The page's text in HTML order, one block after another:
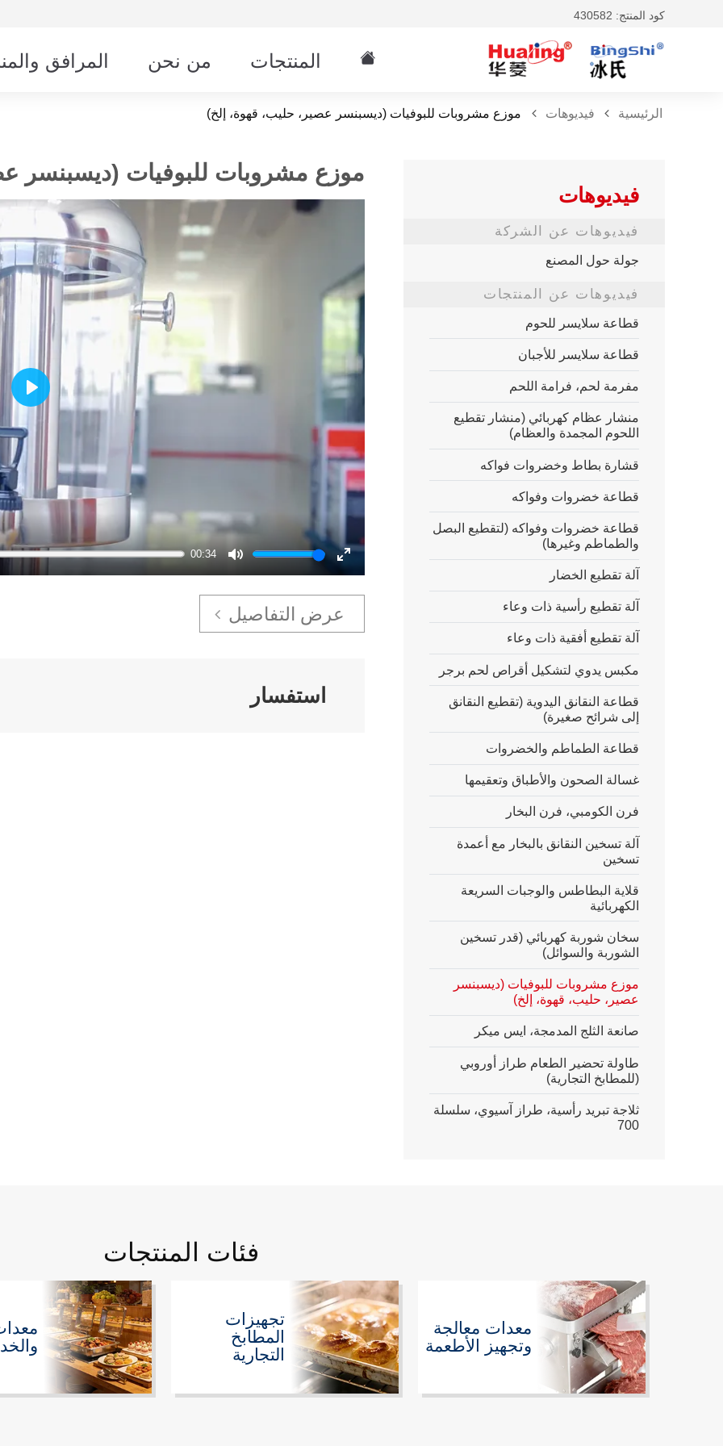
كود المنتج: 430582
المنتجات من نحن المرافق
الرئيسية فيديوهات موزع مشروبات للبوفيات (ديسبنسر عصير، حليب، قهوة، إلخ)
موزع مشروبات للبوفيات (ديسبنسر
00:34
Mute
Enter
fullscreen
Play
عرض التفاصيل
استفسار
فيديوهات
فيديوهات عن الشركة
جولة حول المصنع
فيديوهات عن المنتجات
قطاعة سلايسر للحوم
قطاعة سلايسر للأجبان
مفرمة لحم، فرامة اللحم
منشار عظام كهربائي (منشار تقطيع
اللحوم المجمدة والعظام)
قشارة بطاط وخضروات فواكه
قطاعة خضروات وفواكه
قطاعة خضروات وفواكه (لتقطيع البصل
والطماطم وغيرها)
آلة تقطيع الخضار
آلة تقطيع رأسية ذات وعاء
آلة تقطيع أفقية ذات وعاء
مكبس يدوي لتشكيل أقراص لحم برجر
قطاعة النقانق اليدوية (تقطيع النقانق
إلى شرائح صغيرة)
قطاعة الطماطم والخضروات
غسالة الصحون والأطباق وتعقيمها
فرن الكومبي، فرن البخار
آلة تسخين النقانق بالبخار مع أعمدة
تسخين
قلاية البطاطس والوجبات السريعة
الكهربائية
سخان شوربة كهربائي (قدر تسخين
الشوربة والسوائل)
موزع مشروبات للبوفيات (ديسبنسر
عصير، حليب، قهوة، إلخ)
صانعة الثلج المدمجة، ايس ميكر
طاولة تحضير الطعام طراز أوروبي
(للمطابخ التجارية)
ثلاجة تبريد رأسية، طراز آسيوي، سلسلة
700
فئات المنتجات
معدات معالجة
وتجهيز الأطعمة
تجهيزات
المطابخ
التجارية